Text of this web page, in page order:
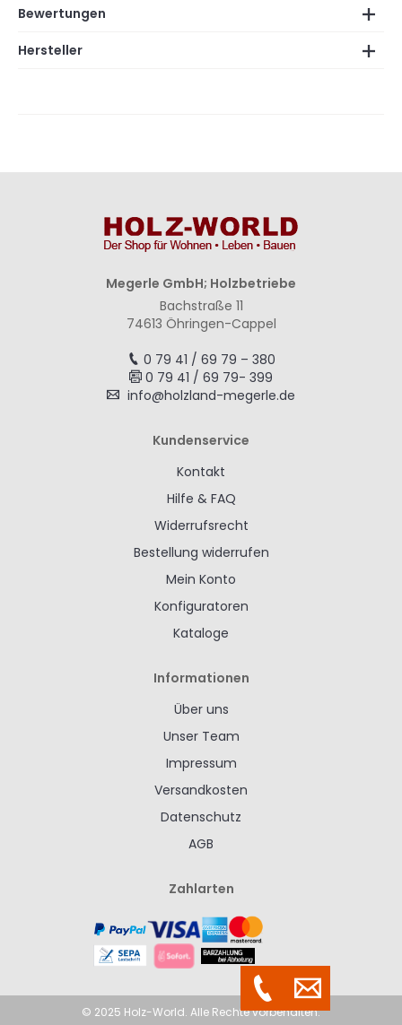
Bewertungen
Hersteller
Megerle GmbH; Holzbetriebe
Bachstraße 11
74613 Öhringen-Cappel
0 79 41 / 69 79 – 380
0 79 41 / 69 79- 399
info@holzland-megerle.de
Kundenservice
Kontakt
Hilfe & FAQ
Widerrufsrecht
Bestellung widerrufen
Mein Konto
Konfiguratoren
Kataloge
Informationen
Über uns
Unser Team
Impressum
Versandkosten
Datenschutz
AGB
Zahlarten
© 2025 Holz-World. Alle Rechte vorbehalten.